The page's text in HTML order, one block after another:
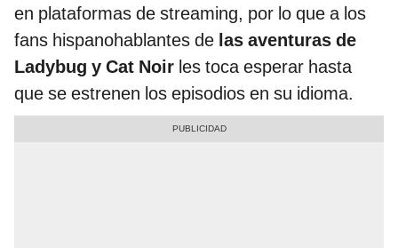
en plataformas de streaming, por lo que a los
fans hispanohablantes de las aventuras de
Ladybug y Cat Noir les toca esperar hasta
que se estrenen los episodios en su idioma.